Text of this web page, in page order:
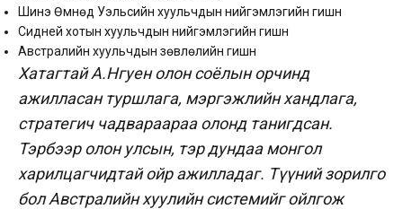
Шинэ Өмнөд Уэльсийн хуульчдын нийгэмлэгийн гишүүн
Сидней хотын хуульчдын нийгэмлэгийн гишүүн
Австралийн хуульчдын зөвлөлийн гишүүн
Хатагтай А.Нгуен олон соёлын орчинд
ажилласан туршлага, мэргэжлийн хандлага,
стратегич чадвараараа олонд танигдсан.
Тэрбээр олон улсын, тэр дундаа монгол
харилцагчидтай ойр ажилладаг. Түүний зорилго
бол Австралийн хуулийн системийг ойлгож